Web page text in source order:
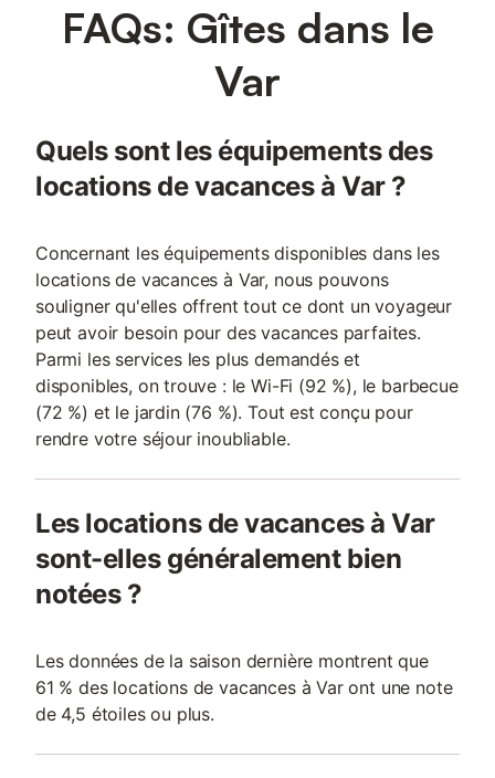
FAQs: Gîtes dans le
Var
Quels sont les équipements des
locations de vacances à Var ?
Concernant les équipements disponibles dans les
locations de vacances à Var, nous pouvons
souligner qu'elles offrent tout ce dont un voyageur
peut avoir besoin pour des vacances parfaites.
Parmi les services les plus demandés et
disponibles, on trouve : le Wi-Fi (92 %), le barbecue
(72 %) et le jardin (76 %). Tout est conçu pour
rendre votre séjour inoubliable.
Les locations de vacances à Var
sont-elles généralement bien
notées ?
Les données de la saison dernière montrent que
61 % des locations de vacances à Var ont une note
de 4,5 étoiles ou plus.